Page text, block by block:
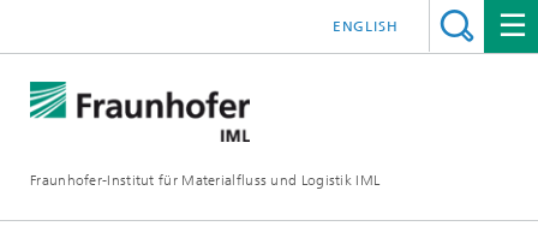
Fraunhofer-Institut für Materialfluss und Logistik IML
ENGLISH